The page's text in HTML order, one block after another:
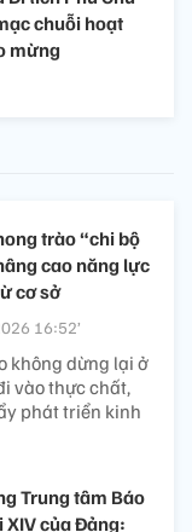
chuỗi hoạt
mừng
trào “chi bộ
cao năng lực
cơ sở
16:52’
không dừng lại ở
vào thực chất,
phát triển kinh
Trung tâm Báo
XIV của Đảng: